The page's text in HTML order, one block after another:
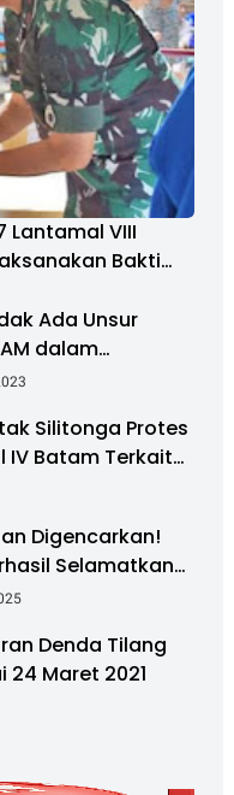
Lantamal VIII
Bakti
Ada Unsur
dalam
Pulau
Silitonga Protes
IV Batam Terkait
Kontainer PT
Digencarkan!
Selamatkan
Kembali 4 Juta
Denda Tilang
24 Maret 2021